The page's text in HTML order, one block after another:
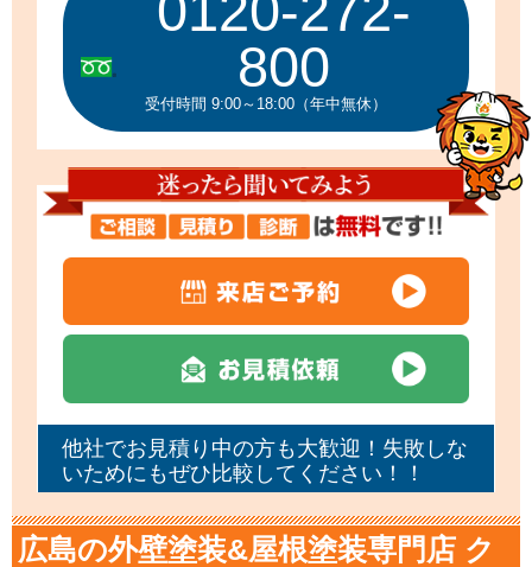
800
受付時間 9:00～18:00（年中無休）
他社でお見積り中の方も大歓迎！失敗しな
いためにもぜひ比較してください！！
広島の外壁塗装&屋根塗装専門店 ク